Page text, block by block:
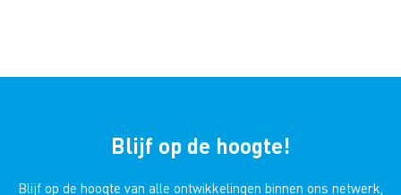
Blijf op de hoogte!
Blijf op de hoogte van alle ontwikkelingen binnen ons netwerk,